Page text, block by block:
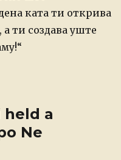
ката ти открива
ти создава уште
held a
Ne